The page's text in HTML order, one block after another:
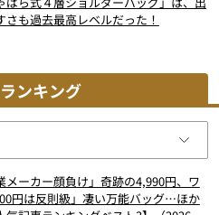
さも過去最高レベルだった！
ンキング
メーカー顔負け」奇跡の4,990円、ワ
円は反則級」凄い万能バッグ…ほか